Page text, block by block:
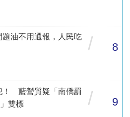
油不用通報，人民吃
/ 8
！ 藍營質疑「南僑罰
雙標
/ 9